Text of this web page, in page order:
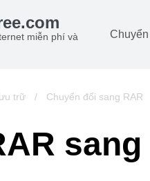
miễn phí và
trữ / Chuyển đổi sang RAR
sang